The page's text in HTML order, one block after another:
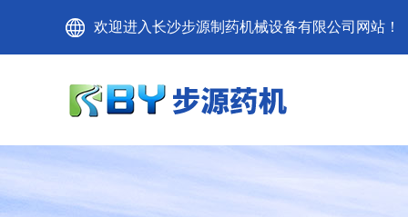
欢迎进入长沙步源制药机械设备有限公司网站！